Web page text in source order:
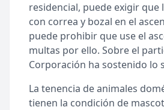
residencial, puede exigir que
con correa y bozal en el
puede prohibir que use el
multas por ello. Sobre el
Corporación ha sostenido lo
La tenencia de animales
tienen la condición de